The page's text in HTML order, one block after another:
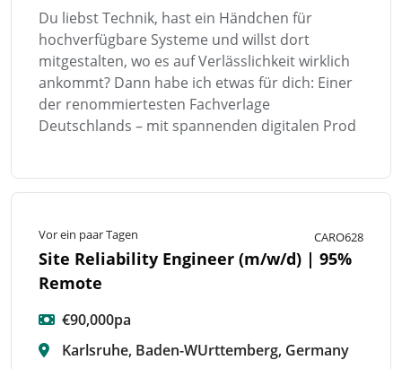
Du liebst Technik, hast ein Händchen für
hochverfügbare Systeme und willst dort
mitgestalten, wo es auf Verlässlichkeit wirklich
ankommt? Dann habe ich etwas für dich: Einer
der renommiertesten Fachverlage
Deutschlands – mit spannenden digitalen Prod
Vor ein paar Tagen CARO628
Site Reliability Engineer (m/w/d) | 95%
Remote
€90,000pa
Karlsruhe, Baden-WUrttemberg, Germany